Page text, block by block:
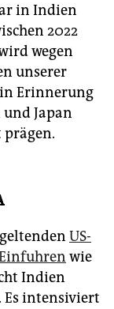
in Indien
2022
wegen
unserer
Erinnerung
Japan
prägen.
US-
wie
Indien
Es intensiviert